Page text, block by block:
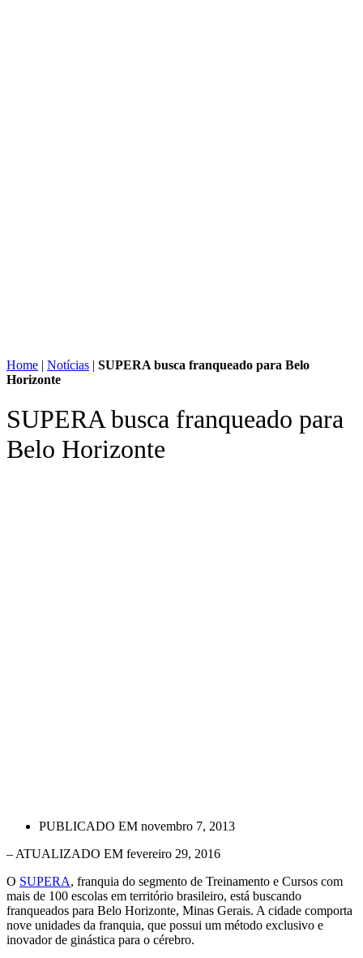
Home | Notícias | SUPERA busca franqueado para Belo
Horizonte
SUPERA busca franqueado para
Belo Horizonte
PUBLICADO EM novembro 7, 2013
– ATUALIZADO EM fevereiro 29, 2016
O SUPERA, franquia do segmento de Treinamento e Cursos com
mais de 100 escolas em território brasileiro, está buscando
franqueados para Belo Horizonte, Minas Gerais. A cidade comporta
nove unidades da franquia, que possui um método exclusivo e
inovador de ginástica para o cérebro.